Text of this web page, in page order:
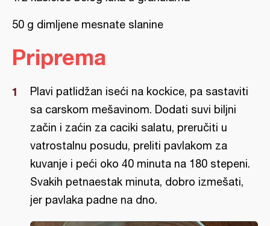
50 g dimljene mesnate slanine
Priprema
Plavi patlidžan iseći na kockice, pa sastaviti
sa carskom mešavinom. Dodati suvi biljni
začin i zaćin za caciki salatu, preručiti u
vatrostalnu posudu, preliti pavlakom za
kuvanje i peći oko 40 minuta na 180 stepeni.
Svakih petnaestak minuta, dobro izmešati,
jer pavlaka padne na dno.